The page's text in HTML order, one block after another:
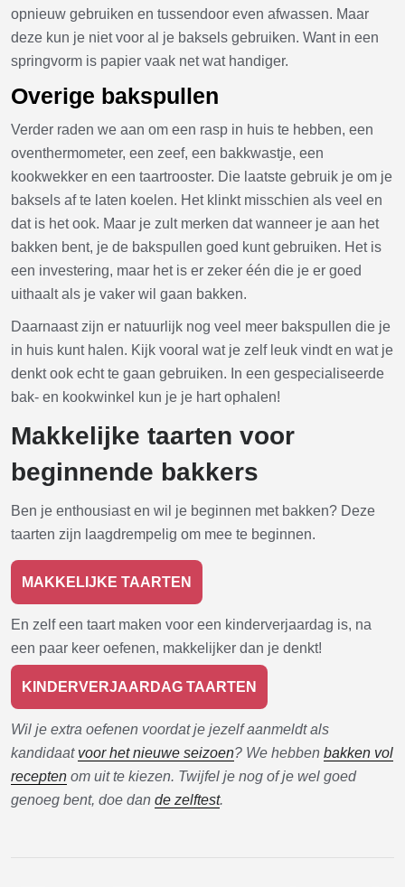
opnieuw gebruiken en tussendoor even afwassen. Maar
deze kun je niet voor al je baksels gebruiken. Want in een
springvorm is papier vaak net wat handiger.
Overige bakspullen
Verder raden we aan om een rasp in huis te hebben, een
oventhermometer, een zeef, een bakkwastje, een
kookwekker en een taartrooster. Die laatste gebruik je om je
baksels af te laten koelen. Het klinkt misschien als veel en
dat is het ook. Maar je zult merken dat wanneer je aan het
bakken bent, je de bakspullen goed kunt gebruiken. Het is
een investering, maar het is er zeker één die je er goed
uithaalt als je vaker wil gaan bakken.
Daarnaast zijn er natuurlijk nog veel meer bakspullen die je
in huis kunt halen. Kijk vooral wat je zelf leuk vindt en wat je
denkt ook echt te gaan gebruiken. In een gespecialiseerde
bak- en kookwinkel kun je je hart ophalen!
Makkelijke taarten voor
beginnende bakkers
Ben je enthousiast en wil je beginnen met bakken? Deze
taarten zijn laagdrempelig om mee te beginnen.
MAKKELIJKE TAARTEN
En zelf een taart maken voor een kinderverjaardag is, na
een paar keer oefenen, makkelijker dan je denkt!
KINDERVERJAARDAG TAARTEN
Wil je extra oefenen voordat je jezelf aanmeldt als
kandidaat voor het nieuwe seizoen? We hebben bakken vol
recepten om uit te kiezen. Twijfel je nog of je wel goed
genoeg bent, doe dan de zelftest.